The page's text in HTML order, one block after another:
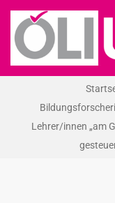
Zum
Inhalt
springen
Lehrer/innen „am